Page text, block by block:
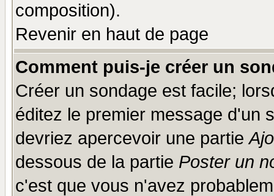
composition).
Revenir en haut de page
Comment puis-je créer un
Créer un sondage est facile;
éditez le premier message d'un
devriez apercevoir une partie
dessous de la partie Poster un
c'est que vous n'avez